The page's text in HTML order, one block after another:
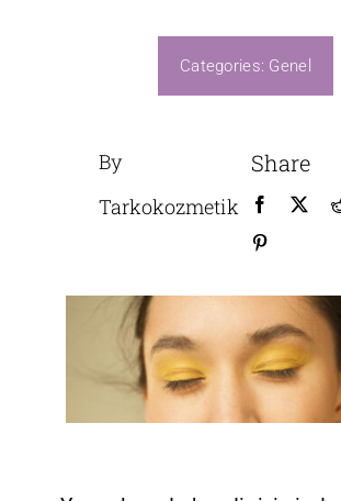
Categories: Genel
By
Tarkokozmetik
Share